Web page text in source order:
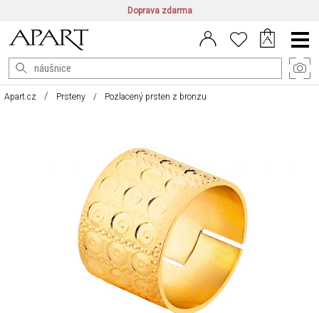
Doprava zdarma
CZ/CZK | EN/EUR PL/PLN
Main
Menu
Apart.cz Prsteny Pozlacený prsten z bronzu